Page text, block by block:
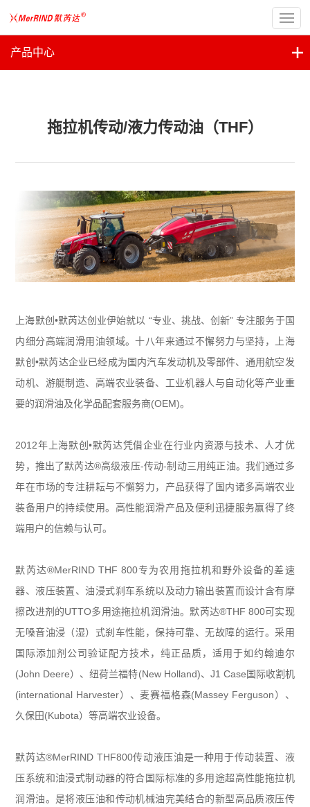
产品中心
拖拉机传动/液力传动油（THF）
上海默创•默芮达创业伊始就以 “专业、挑战、创新” 专注服务于国
内细分高端润滑用油领域。十八年来通过不懈努力与坚持，上海
默创•默芮达企业已经成为国内汽车发动机及零部件、通用航空发
动机、游艇制造、高端农业装备、工业机器人与自动化等产业重
要的润滑油及化学品配套服务商(OEM)。
2012年上海默创•默芮达凭借企业在行业内资源与技术、人才优
势，推出了默芮达®高级液压-传动-制动三用纯正油。我们通过多
年在市场的专注耕耘与不懈努力，产品获得了国内诸多高端农业
装备用户的持续使用。高性能润滑产品及便利迅捷服务赢得了终
端用户的信赖与认可。
默芮达®MerRIND THF 800专为农用拖拉机和野外设备的差速
器、液压装置、油浸式刹车系统以及动力输出装置而设计含有摩
擦改进剂的UTTO多用途拖拉机润滑油。默芮达®THF 800可实现
无嗓音油浸（湿）式刹车性能，保持可靠、无故障的运行。采用
国际添加剂公司验证配方技术，纯正品质，适用于如约翰迪尔
(John Deere）、纽荷兰福特(New Holland)、J1 Case国际收割机
(international Harvester）、麦赛福格森(Massey Ferguson）、
久保田(Kubota）等高端农业设备。
默芮达®MerRIND THF800传动液压油是一种用于传动装置、液
压系统和油浸式制动器的符合国际标准的多用途超高性能拖拉机
润滑油。是将液压油和传动机械油完美结合的新型高品质液压传